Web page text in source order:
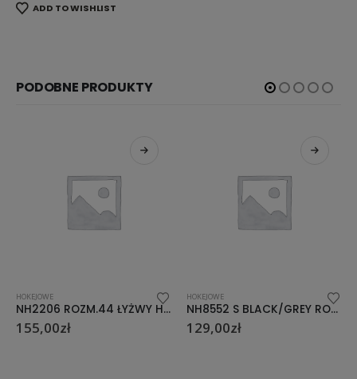
ADD TO WISHLIST
PODOBNE PRODUKTY
HOKEJOWE
NH8552 S BLACK/GREY ROZM. 39 ŁYŻWY HOKEJOWE NILS EXTREME
129,00zł
HOKEJOWE
NH8556 S BLACK/YELLOW ROZM. 43 ŁYŻWY HOKEJOWE NILS EXTREME
135,00zł